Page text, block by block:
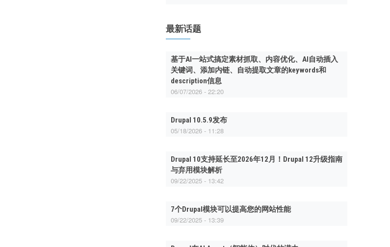
最新话题
基于AI一站式搞定素材抓取、内容优化、AI自动插入
关键词、添加内链、自动提取文章的keywords和
description信息
06/07/2026 - 22:20
Drupal 10.5.9发布
05/18/2026 - 11:28
Drupal 10支持延长至2026年12月！Drupal 12升级指南
与弃用模块解析
09/22/2025 - 13:42
7个Drupal模块可以提高您的网站性能
09/22/2025 - 13:39